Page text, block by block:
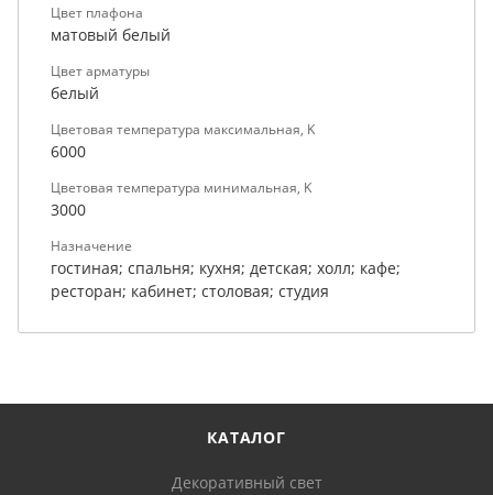
Цвет плафона
матовый белый
Цвет арматуры
белый
Цветовая температура максимальная, K
6000
Цветовая температура минимальная, K
3000
Назначение
гостиная; спальня; кухня; детская; холл; кафе;
ресторан; кабинет; столовая; студия
КАТАЛОГ
Декоративный свет